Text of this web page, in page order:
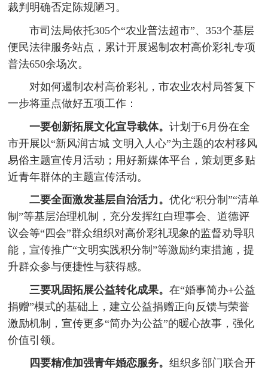
裁判明确否定陈规陋习。
市司法局依托305个“农业普法超市”、353个基层
便民法律服务站点，累计开展遏制农村高价彩礼专项
普法650余场次。
对如何遏制农村高价彩礼，市农业农村局答复下
一步将重点做好五项工作：
一要创新拓展文化宣导载体。 计划于6月份在全
市开展以“新风润古城 文明入人心”为主题的农村移风
易俗主题宣传月活动；用好新媒体平台，策划更多贴
近青年群体的主题宣传活动。
二要全面激发基层自治活力。 优化“积分制”“清单
制”等基层治理机制，充分发挥红白理事会、道德评
议会等“四会”群众组织对高价彩礼现象的监督劝导职
能，宣传推广“文明实践积分制”等激励约束措施，提
升群众参与便捷性与获得感。
三要巩固拓展公益转化成果。 在“婚事简办+公益
捐赠”模式的基础上，建立公益捐赠正向反馈与荣誉
激励机制，宣传更多“简办为公益”的暖心故事，强化
价值引领。
四要精准加强青年婚恋服务。 组织多部门联合开